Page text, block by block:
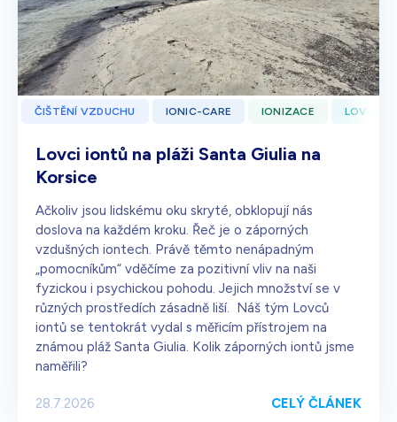
ČIŠTĚNÍ VZDUCHU IONIC-CARE IONIZACE LOVCI
Lovci iontů na pláži Santa Giulia na
Korsice
Ačkoliv jsou lidskému oku skryté, obklopují nás
doslova na každém kroku. Řeč je o záporných
vzdušných iontech. Právě těmto nenápadným
„pomocníkům“ vděčíme za pozitivní vliv na naši
fyzickou i psychickou pohodu. Jejich množství se v
různých prostředích zásadně liší. Náš tým Lovců
iontů se tentokrát vydal s měřicím přístrojem na
známou pláž Santa Giulia. Kolik záporných iontů jsme
naměřili?
28.7.2026 CELÝ ČLÁNEK